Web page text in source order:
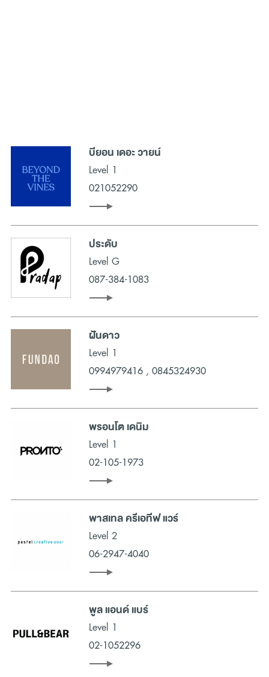
หากคุณเป็นคนหนึ่งที่หลงใหลในเสื้อผ้าแฟชั่น และให้ความสำคัญกับการ
ติดตามเทรนด์ในการแต่งตัวและสไตล์ล่าสุดอยู่เสมอ ที่ Megabangna
เราคือที่สุดของ
ศูนย์การค้าชั้นนำที่มี
บางนา ที่พร้อมช่วยให้คุณไม่พลาดทุกการอัปเดตเทรนด์แฟชั่น พร้อม
ทั้งสามารถเลือกช้อปปิ้ง(Shopping
สินค้าอื่น ๆ ได้แบบครบจบทุกความต้องการก่อนใครได้ที่ Megabangna
ที่เดียว ด้วยร้านค้าเสื้อผ้าแฟชั่น ตลอดจนรองเท้าและกระเป๋ามากมายที่
สามารถช่วยตอบสนองต่อทุกไลฟ์สไตล์ ความชอบ และงบประมาณใน
กระเป๋าของคุณได้อย่างสมบูรณ์แบบมากที่สุดในทุกโอกาส
ไม่ว่าคุณจะกำลังมองหาหรือต้องการช้อปปิ้ง เสื้อผ้าแฟชั่น ชุดลำลอง
ชุดทางการ หรือชุดอื่น ๆ ตามความต้องการ ที่ห้างสรรพสินค้าใน
Megabangna ก็พร้อมนำเสนอร้านเสื้อผ้าแฟชั่น รองเท้า และกระเป๋า
มาให้คุณได้เลือกช้อปปิ้งตามความต้องการ ด้วยเทรนด์แฟชั่นล่าสุดและ
สไตล์ล่าสุดจากแบรนด์เสื้อผ้าแฟชั่นชั้นนำที่มีตัวเลือกมาให้คุณได้เลือก
ช้อปปิ้งมากมายตลอดทั้งวัน เพียงเข้ามาที่ห้างสรรพสินค้าใน
ศูนย์การค้า Megabangna คุณก็จะสามารถมั่นใจได้ว่า คุณจะได้พบกับ
ตอบโจทย์ความต้องการของคุณได้อย่างสมบูรณ์แบบกว่าใครอย่าง
แน่นอน
นอกจากศูนย์การค้าและห้างสรรพสินค้า Megabangna จะเป็นแหล่ง
รวมร้านค้าแฟชั่นและร้านอาหารอร่อย
ยังพร้อมช่วยยกระดับประสบการณ์ในการช้อปปิ้ง (Shopping) ของ
คุณให้เป็นมากกว่าแค่การช้อปปิ้งทั่วไป คุณสามารถพักผ่อนหย่อนใจกับ
สวนสาธารณะ เมกา พาร์ค ตลอดจนคลินิกเสริมความ
งามซุปเปอร์มาร์เก็ตร้านเฟอร์นิเจอร์ตกแต่งบ้าน เป็นที่เที่ยวสำหรับ
เหมาะสำหรับพาลูกเที่ยวเสริมพัฒนาการ และ Megabangna
พร้อมมอบประสบการณ์ที่คุ้มค่าให้กับทุกคนในครอบครัว ด้วยบริการ
ต่าง ๆ ที่มีความครอบคลุมทั้งในส่วนของบริการเจ้าหน้าที่ ที่พร้อมช่วย
เหลือและช่วยอำนวยความสะดวกในการช้อปปิ้ง (Shopping) ของคุณ
บริการจุดจอดรถที่มีเพียงพอต่อความต้องการและสามารถเดินทางเข้า
ถึงได้ง่าย รวมไปถึงบริการ Shuttle Bus รับ-ส่ง จากสถานีรถไฟฟ้า
บียอน เดอะ วายน์
Level 1
021052290
ประดับ
Level G
087-384-1083
ฝันดาว
Level 1
0994979416 , 0845324930
พรอนโต เดนิม
Level 1
02-105-1973
พาสเทล ครีเอทีฟ แวร์
Level 2
06-2947-4040
พูล แอนด์ แบร์
Level 1
02-1052296